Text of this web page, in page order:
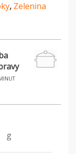
, Zelenina
g